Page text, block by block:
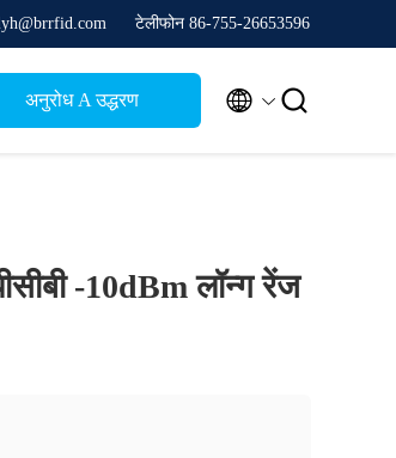
टेलीफोन 86-755-26653596
अनुरोध A उद्धरण  
-10dBm लॉन्ग रेंज